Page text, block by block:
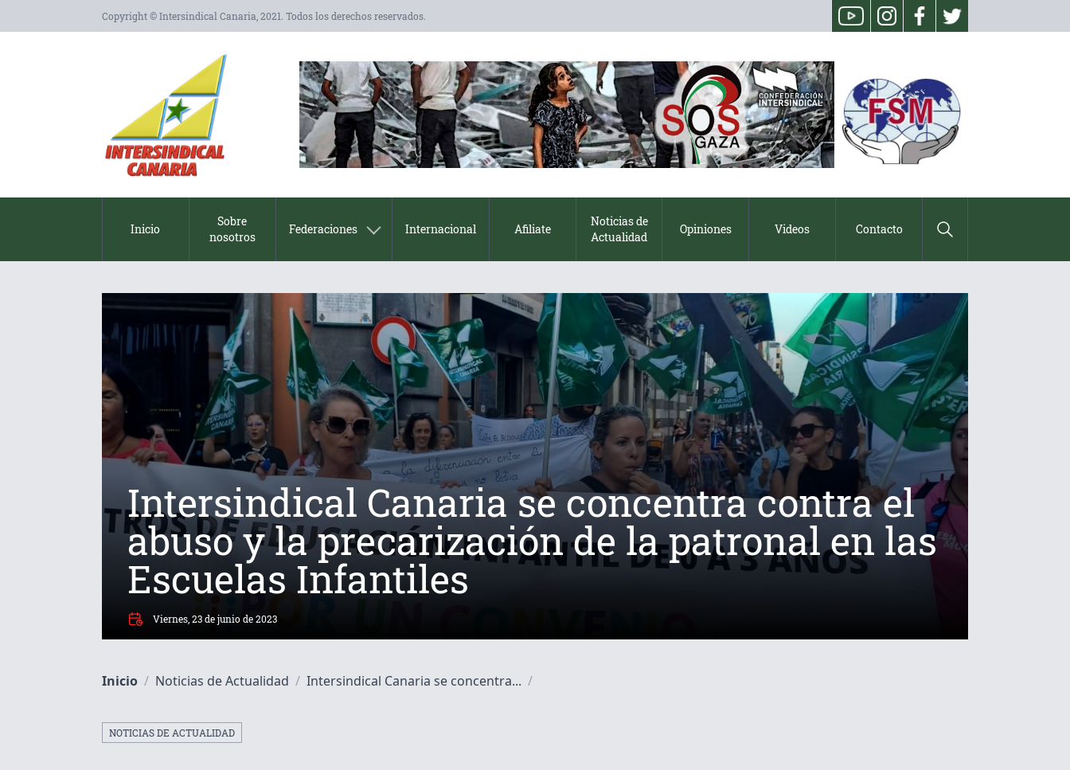
Copyright © Intersindical Canaria, 2021. Todos los derechos reservados.
Inicio
Sobre
nosotros
Federaciones Internacional Afiliate
Noticias de
Actualidad
Opiniones Videos Contacto
Intersindical Canaria se concentra contra el
abuso y la precarización de la patronal en las
Escuelas Infantiles
Viernes, 23 de junio de 2023
Inicio / Noticias de Actualidad / Intersindical Canaria se concentra... /
NOTICIAS DE ACTUALIDAD